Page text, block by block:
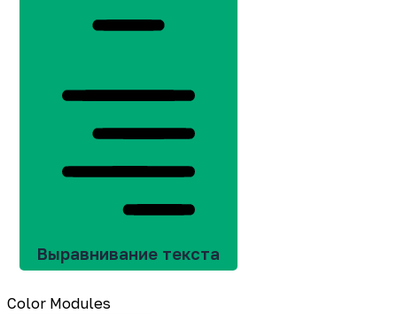
Выравнивание текста
Color Modules